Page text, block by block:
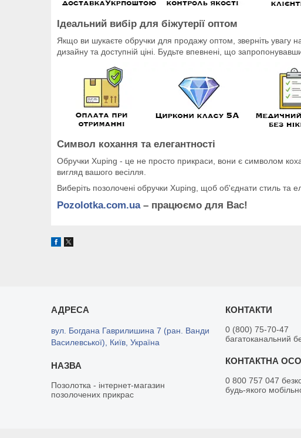
Ідеальний вибір для біжутерії оптом
Якщо ви шукаєте обручки для продажу оптом, зверніть увагу
дизайну та доступній ціні. Будьте впевнені, що
Символ кохання та елегантності
Обручки Xuping - це не просто прикраси, вони є символом
вигляд вашого весілля.
Виберіть позолочені обручки Xuping, щоб об'єднати стиль та
Pozolotka.com.ua– працюємо для Вас!
вул. Богдана Гаврилишина 7 (ран. Ванди
Василевської), Київ, Україна
Позолотка - інтернет-магазин
позолочених прикрас
0 (800) 75-70-47
багатоканальний
0 800 757 047
будь-якого